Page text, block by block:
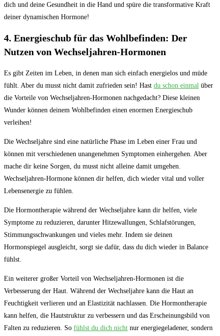
dich und deine Gesundheit in die Hand und spüre die transformative Kraft
deiner dynamischen Hormone!
4. Energieschub für das Wohlbefinden: Der
Nutzen von Wechseljahren-Hormonen
Es gibt Zeiten im Leben, in denen man sich einfach energielos und müde
fühlt. Aber du musst nicht damit zufrieden sein! Hast du schon einmal über
die Vorteile von Wechseljahren-Hormonen nachgedacht? Diese kleinen
Wunder können deinem Wohlbefinden einen enormen Energieschub
verleihen!
Die Wechseljahre sind eine natürliche Phase im Leben einer Frau und
können mit verschiedenen unangenehmen Symptomen einhergehen. Aber
mache dir keine Sorgen, du musst nicht alleine damit umgehen.
Wechseljahren-Hormone können dir helfen, dich wieder vital und voller
Lebensenergie zu fühlen.
Die Hormontherapie während der Wechseljahre kann dir helfen, viele
Symptome zu reduzieren, darunter Hitzewallungen, Schlafstörungen,
Stimmungsschwankungen und vieles mehr. Indem sie deinen
Hormonspiegel ausgleicht, sorgt sie dafür, dass du dich wieder in Balance
fühlst.
Ein weiterer großer Vorteil von Wechseljahren-Hormonen ist die
Verbesserung der Haut. Während der Wechseljahre kann die Haut an
Feuchtigkeit verlieren und an Elastizität nachlassen. Die Hormontherapie
kann helfen, die Hautstruktur zu verbessern und das Erscheinungsbild von
Falten zu reduzieren. So fühlst du dich nicht nur energiegeladener, sondern